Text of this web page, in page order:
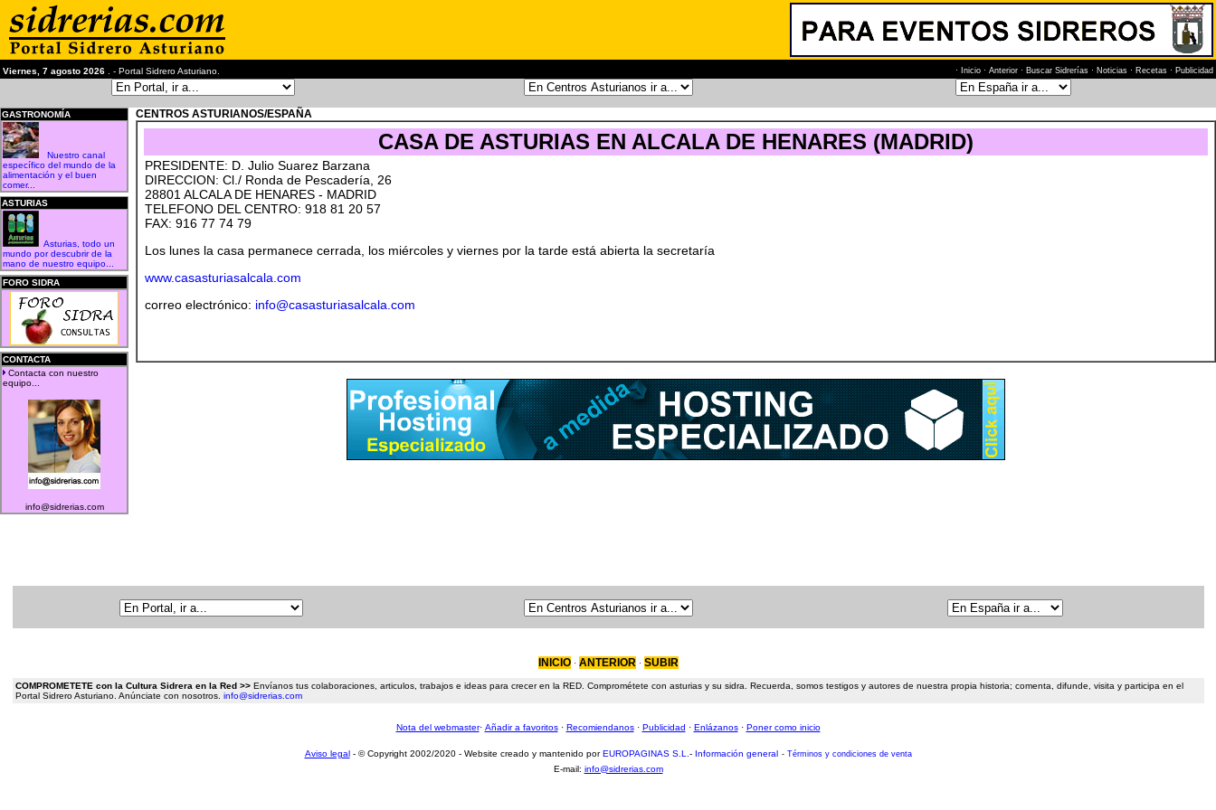
Viernes, 7 agosto 2026 . - Portal Sidrero Asturiano. · Inicio · Anterior · Buscar Sidrerías · Noticias · Recetas · Publicidad
GASTRONOMÍA
Nuestro canal
específico del mundo de la
alimentación y el buen
comer...
ASTURIAS
Asturias, todo un
mundo por descubrir de la
mano de nuestro equipo...
FORO SIDRA
CONTACTA
Contacta con nuestro
equipo...
info@sidrerias.com
CENTROS ASTURIANOS/ESPAÑA
CASA DE ASTURIAS EN ALCALA DE HENARES (MADRID)
PRESIDENTE: D. Julio Suarez Barzana
DIRECCION: Cl./ Ronda de Pescadería, 26
28801 ALCALA DE HENARES - MADRID
TELEFONO DEL CENTRO: 918 81 20 57
FAX: 916 77 74 79
Los lunes la casa permanece cerrada, los miércoles y viernes por la tarde está abierta la secretaría
www.casasturiasalcala.com
correo electrónico: info@casasturiasalcala.com
INICIO· ANTERIOR · SUBIR
COMPROMETETE con la Cultura Sidrera en la Red >>Envíanos tus colaboraciones, articulos, trabajos e ideas para crecer en la RED. Comprométete con asturias y su sidra. Recuerda, somos testigos y autores de nuestra propia historia; comenta, difunde, visita y participa en el
Portal Sidrero Asturiano. Anúnciate con nosotros. info@sidrerias.com
Nota del webmaster· Añadir a favoritos· Recomiendanos· Publicidad · Enlázanos· Poner como inicio
Aviso legal- © Copyright 2002/2020 - Website creado y mantenido porEUROPAGINAS S.L. - Información general - Términos y condiciones de venta
E-mail: info@sidrerias.com